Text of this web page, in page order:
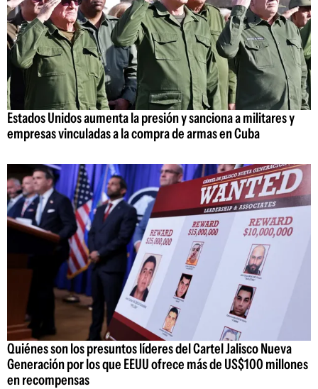
Estados Unidos aumenta la presión y sanciona a militares y
empresas vinculadas a la compra de armas en Cuba
Quiénes son los presuntos líderes del Cartel Jalisco Nueva
Generación por los que EEUU ofrece más de US$100 millones
en recompensas